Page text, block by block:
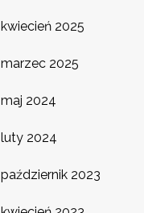
kwiecień 2025
marzec 2025
maj 2024
luty 2024
październik 2023